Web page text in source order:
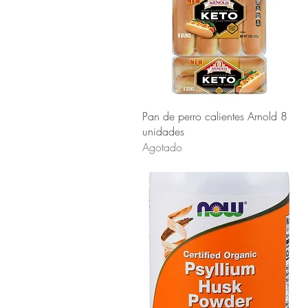
Vista rápida
Pan de perro calientes Arnold 8
unidades
Agotado